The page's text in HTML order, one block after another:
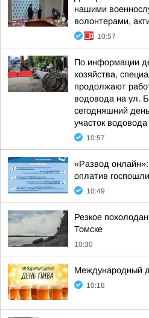
нашими
волонтерами,
10:57
По информации
хозяйства,
продолжают
водовода на ул.
сегодняшний
участок
10:57
«Развод
оплатив
10:49
Резкое
Томске
10:30
Международный
10:18